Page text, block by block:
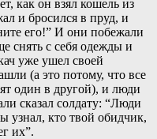
как он взял кошель из
и бросился в пруд, и
его!” И они побежали
снять с себя одежды и
уже ушел своей
(а это потому, что все
один в другой), и люди
сказал солдату: “Люди
узнал, кто твой обидчик,
их”.